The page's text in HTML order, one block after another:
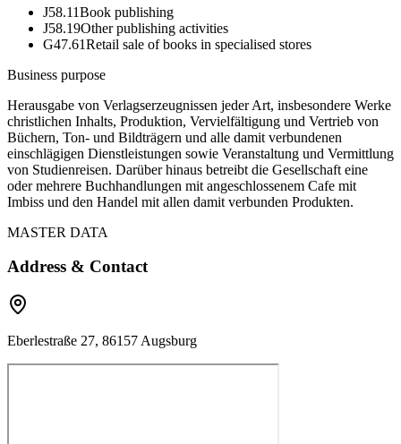
J58.11Book publishing
J58.19Other publishing activities
G47.61Retail sale of books in specialised stores
Business purpose
Herausgabe von Verlagserzeugnissen jeder Art, insbesondere Werke
christlichen Inhalts, Produktion, Vervielfältigung und Vertrieb von
Büchern, Ton- und Bildträgern und alle damit verbundenen
einschlägigen Dienstleistungen sowie Veranstaltung und Vermittlung
von Studienreisen. Darüber hinaus betreibt die Gesellschaft eine
oder mehrere Buchhandlungen mit angeschlossenem Cafe mit
Imbiss und den Handel mit allen damit verbunden Produkten.
MASTER DATA
Address & Contact
Eberlestraße 27, 86157 Augsburg